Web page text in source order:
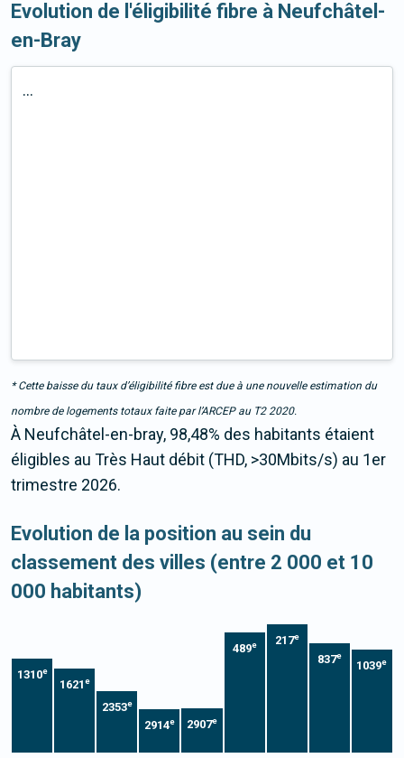
Evolution de l'éligibilité fibre à Neufchâtel-
en-Bray
...
* Cette baisse du taux d’éligibilité fibre est due à une nouvelle estimation du
nombre de logements totaux faite par l’ARCEP au T2 2020.
À Neufchâtel-en-bray, 98,48% des habitants étaient
éligibles au Très Haut débit (THD, >30Mbits/s) au 1er
trimestre 2026.
Evolution de la position au sein du
classement des villes (entre 2 000 et 10
000 habitants)
1310e
1621 e
2353e
2914e 2907e
489e 217e
837e
1039e